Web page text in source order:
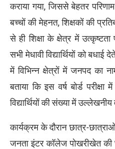
कराया गया, जिससे बेहतर
बच्चों की मेहनत, शिक्षकों की
से ही शिक्षा के क्षेत्र में
सभी मेधावी विद्यार्थियों को
में विभिन्न क्षेत्रों में जनपद का
बताया कि इस वर्ष बोर्ड
विद्यार्थियों की संख्या में उल्लेखनीय
कार्यक्रम के दौरान छात्र-
जनता इंटर कॉलेज पोखरीखेत